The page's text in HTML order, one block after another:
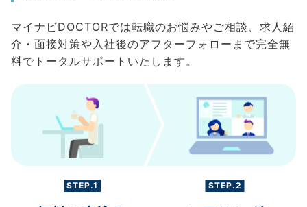
マイナビDOCTORでは転職のお悩みやご相談、求人紹
介・面接対策や入社後のアフターフォローまで完全無
料でトータルサポートいたします。
STEP.1 STEP.2